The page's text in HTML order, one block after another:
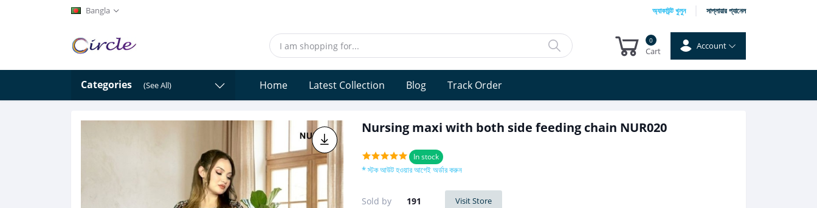
Bangla অ্যাকাউন্ট খুলুন সাপ্লায়ার প্যানেল
0
Cart
Account
Categories (See All) Home Latest Collection Blog Track Order
Nursing maxi with both side feeding chain NUR020
In stock
* স্টক আউট হওয়ার আগেই অর্ডার করুন
Sold by 191 Visit Store